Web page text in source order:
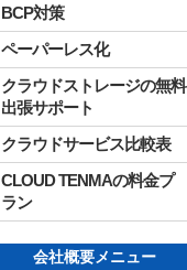
BCP対策
ペーパーレス化
クラウドストレージの無料
出張サポート
クラウドサービス比較表
CLOUD TENMAの料金プ
ラン
会社概要メニュー